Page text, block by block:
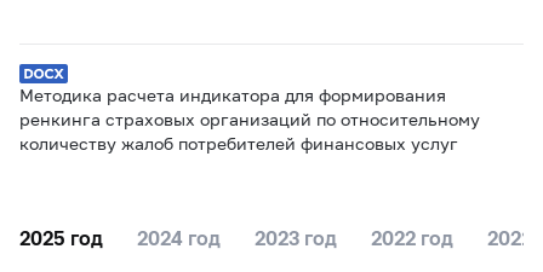
Методика расчета индикатора для формирования
ренкинга страховых организаций по относительному
количеству жалоб потребителей финансовых услуг
2025 год 2024 год 2023 год 2022 год 2021